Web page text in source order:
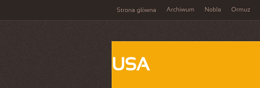
Strona główna Archiwum Nobla Ormuz
USA